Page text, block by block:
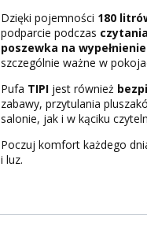
Dzięki pojemności 180
podparcie podczas
poszewka na wypełnienie
szczególnie ważne w
Pufa TIPIjest również
zabawy, przytulania
salonie, jak i w kąciku
Poczuj komfort każdego
i luz.